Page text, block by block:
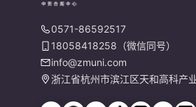
0571-86592517
18058418258（微信同号）
info@zmuni.com
浙江省杭州市滨江区天和高科产